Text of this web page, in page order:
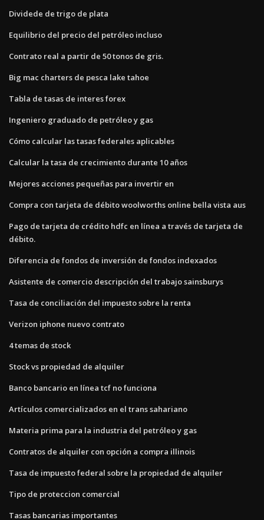
Dividede de trigo de plata
Equilibrio del precio del petróleo incluso
Contrato real a partir de 50 tonos de gris.
Big mac charters de pesca lake tahoe
Tabla de tasas de interes forex
Ingeniero graduado de petróleo y gas
Cómo calcular las tasas federales aplicables
Calcular la tasa de crecimiento durante 10 años
Mejores acciones pequeñas para invertir en
Compra con tarjeta de débito woolworths online bella vista aus
Pago de tarjeta de crédito hdfc en línea a través de tarjeta de
débito.
Diferencia de fondos de inversión de fondos indexados
Asistente de comercio descripción del trabajo sainsburys
Tasa de conciliación del impuesto sobre la renta
Verizon iphone nuevo contrato
4 temas de stock
Stock vs propiedad de alquiler
Banco bancario en línea tcf no funciona
Artículos comercializados en el trans sahariano
Materia prima para la industria del petróleo y gas
Contratos de alquiler con opción a compra illinois
Tasa de impuesto federal sobre la propiedad de alquiler
Tipo de proteccion comercial
Tasas bancarias importantes